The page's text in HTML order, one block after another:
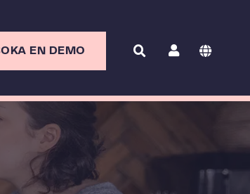
EN DEMO